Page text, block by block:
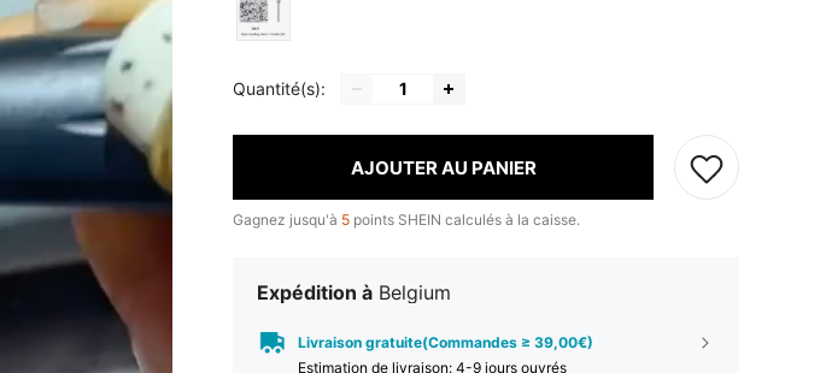
Quantité(s):
AJOUTER AU PANIER
Gagnez jusqu'à 5 points SHEIN calculés à la caisse.
Expédition à Belgium
Livraison gratuite(Commandes ≥ 39,00€)
Estimation de livraison: 4-9 jours ouvrés